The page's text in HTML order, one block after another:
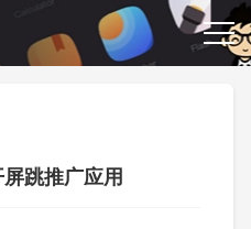
跳推广应用